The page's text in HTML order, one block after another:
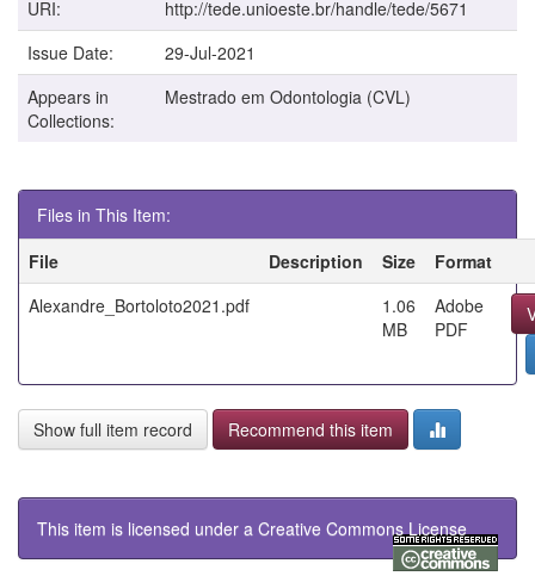
URI:
http://tede.unioeste.br/handle/tede/5671
Issue Date:
29-Jul-2021
Appears in
Collections:
Mestrado em Odontologia (CVL)
Files in This Item:
File
Description Size
Format
Alexandre_Bortoloto2021.pdf
1.06
MB
Adobe
PDF
Show full item record Recommend this item
This item is licensed under a Creative Commons License